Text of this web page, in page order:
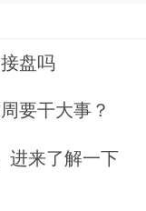
盘吗
要干大事？
进来了解一下